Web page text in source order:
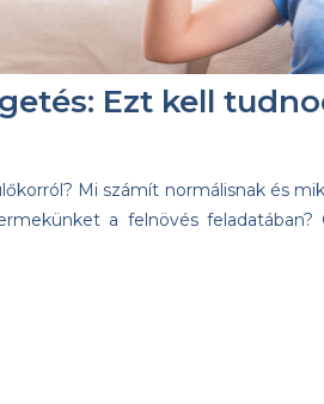
Ezt kell
Mi számít normálisnak és
a felnövés